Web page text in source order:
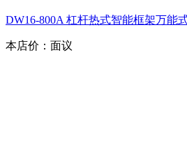
DW16-800A 杠杆热式智能框架万能
本店价： 面议